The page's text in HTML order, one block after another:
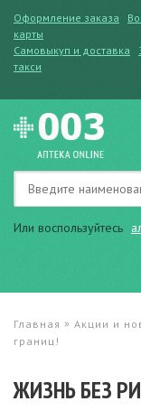
Оформление заказа
карты
Самовыкуп и доставка
такси
Или воспользуйтесь
Главная » Акции и
границ!
ЖИЗНЬ БЕЗ